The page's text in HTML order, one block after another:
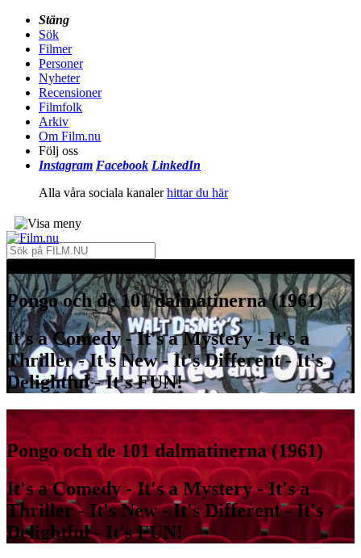
Stäng
Sök
Filmer
Personer
Nyheter
Recensioner
Filmfolk
Arkiv
Om Film.nu
Följ oss
Instagram Facebook LinkedIn
Alla våra sociala kanalerhittar du här
Pongo och de 101 dalmatinerna (1961)
It's a Comedy - It's a Mystery - It's a
Thriller - It's New - It's Different - It's
Delightful - It's FUN!
Pongo och de 101 dalmatinerna (1961)
It's a Comedy - It's a Mystery - It's a
Thriller - It's New - It's Different - It's
Delightful - It's FUN!